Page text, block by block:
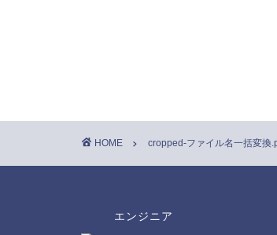
HOME cropped-ファイル名一括変換
エンジニア